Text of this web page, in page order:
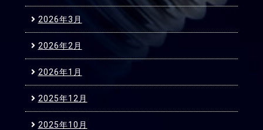
2026年3月
2026年2月
2026年1月
2025年12月
2025年10月